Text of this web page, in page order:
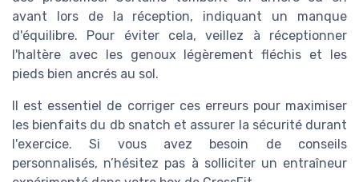
l'haltère avec les genoux légèrement fléchis et les
pieds bien ancrés au sol.
Il est essentiel de corriger ces erreurs pour maximiser
les bienfaits du db snatch et assurer la sécurité durant
l'exercice. Si vous avez besoin de conseils
personnalisés, n’hésitez pas à solliciter un entraîneur
expérimenté dans votre box de CrossFit.